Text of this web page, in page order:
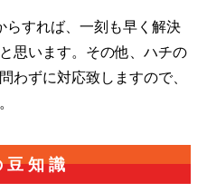
らすれば、一刻も早く解決
思います。その他、ハチの
わずに対応致しますので、
豆 知 識